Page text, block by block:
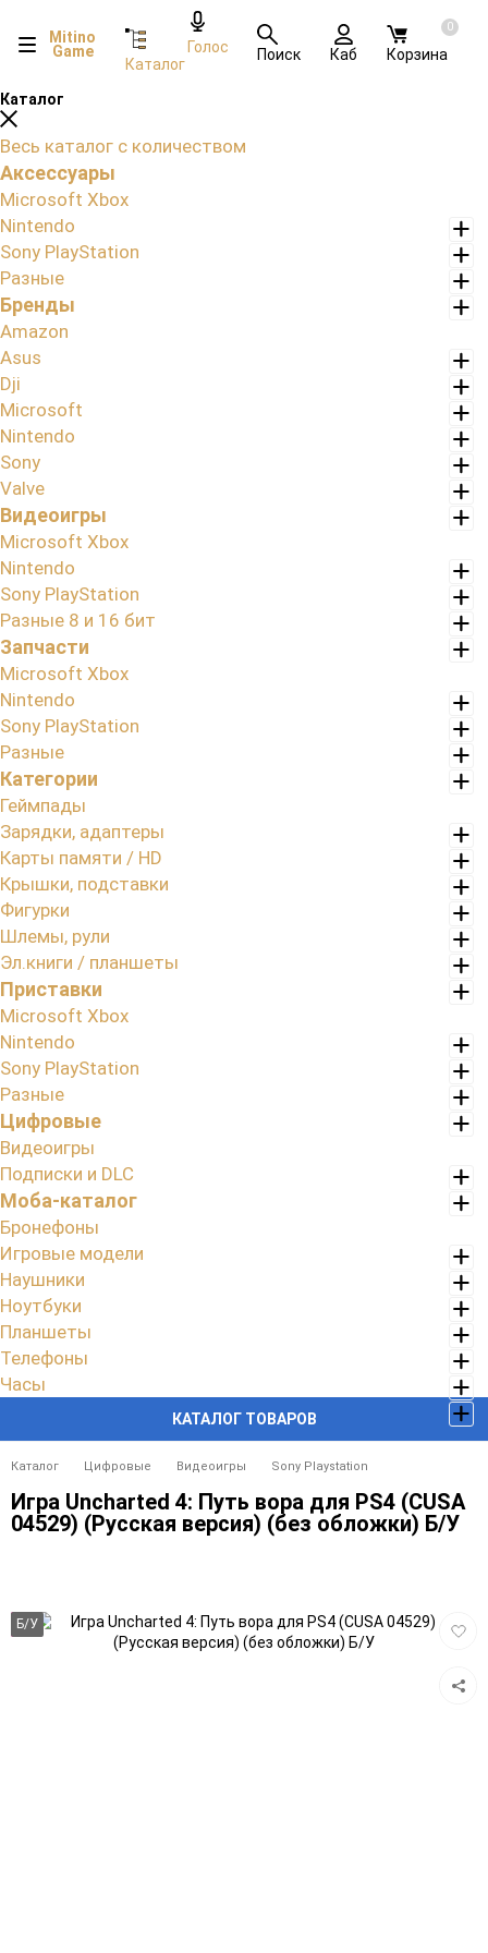
КАТАЛОГ ТОВАРОВ
Mitino
Game
Каталог
Голос Поиск Каб
0
Корзина
Каталог
Весь каталог с количеством
Аксессуары
Microsoft Xbox
Nintendo
Sony PlayStation
Разные
Бренды
Amazon
Asus
Dji
Microsoft
Nintendo
Sony
Valve
Видеоигры
Microsoft Xbox
Nintendo
Sony PlayStation
Разные 8 и 16 бит
Запчасти
Microsoft Xbox
Nintendo
Sony PlayStation
Разные
Категории
Геймпады
Зарядки, адаптеры
Карты памяти / HD
Крышки, подставки
Фигурки
Шлемы, рули
Эл.книги / планшеты
Приставки
Microsoft Xbox
Nintendo
Sony PlayStation
Разные
Цифровые
Видеоигры
Подписки и DLC
Моба-каталог
Бронефоны
Игровые модели
Наушники
Ноутбуки
Планшеты
Телефоны
Часы
Каталог Цифровые Видеоигры Sony Playstation
Игра Uncharted 4: Путь вора для PS4 (CUSA
04529) (Русская версия) (без обложки) Б/У
Б/У